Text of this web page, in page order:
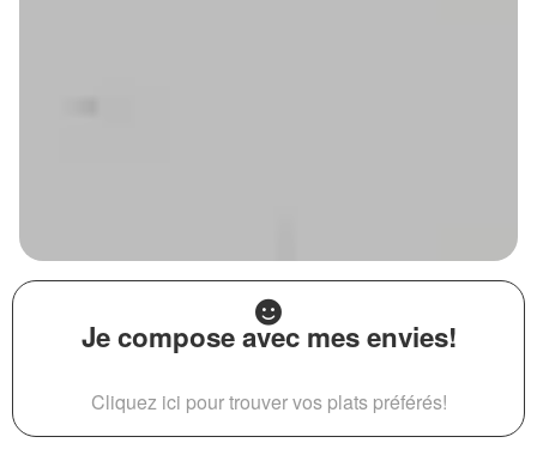
Je compose avec mes envies!
Cliquez ici pour trouver vos plats préférés!